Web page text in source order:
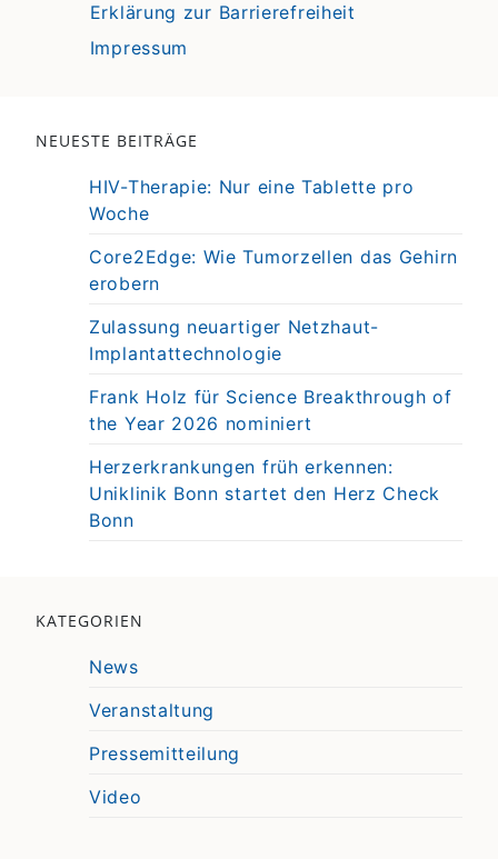
Erklärung zur Barrierefreiheit
Impressum
NEUESTE BEITRÄGE
HIV-Therapie: Nur eine Tablette pro
Woche
Core2Edge: Wie Tumorzellen das Gehirn
erobern
Zulassung neuartiger Netzhaut-
Implantattechnologie
Frank Holz für Science Breakthrough of
the Year 2026 nominiert
Herzerkrankungen früh erkennen:
Uniklinik Bonn startet den Herz Check
Bonn
KATEGORIEN
News
Veranstaltung
Pressemitteilung
Video